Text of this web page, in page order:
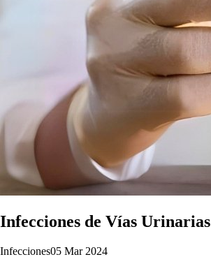
Infecciones de Vías Urinarias
Infecciones05 Mar 2024